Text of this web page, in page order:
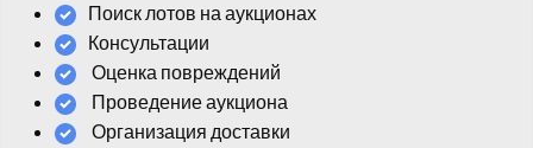
Поиск лотов на аукционах
Консультации
Оценка повреждений
Проведение аукциона
Организация доставки